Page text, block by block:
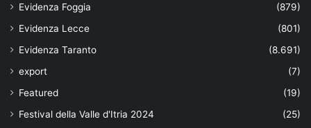
Evidenza Foggia
(879)
Evidenza Lecce
(801)
Evidenza Taranto
(8.691)
export
(7)
Featured
(19)
Festival della Valle d'Itria 2024
(25)